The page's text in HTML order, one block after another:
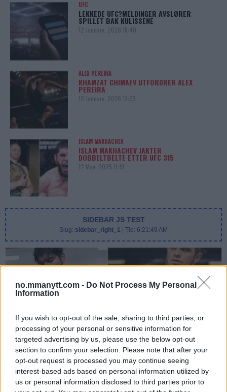
no.mmanytt.com - Do Not Process My Personal
Information
If you wish to opt-out of the sale, sharing to third parties, or
processing of your personal or sensitive information for
targeted advertising by us, please use the below opt-out
section to confirm your selection. Please note that after your
opt-out request is processed you may continue seeing
interest-based ads based on personal information utilized by
us or personal information disclosed to third parties prior to
UFC
LEKKEDE UFC?MELDINGER AVSLØRER
SPILLET BAK KULISSENE
12 January, 2026 18:40
ALEX PEREIRA
KHAMZAT CHIMAEV UTFORDRER ALEX
PEREIRA
12 January, 2026 13:23
ISLAM MAKHACHEV
ISLAM MAKHACHEV JAKTER
DOBBELTBELTE ETTER UFC 315
12 May, 2025 11:19
SIDEBAR JS TEST
Slug: sidebar_right_1 | Tid: 6:21:49 AM
DILLON DANIS
Hype FC ønsker å booke Dillon Danis vs Chanko Zaynukov
Erik Solvang 13 January, 2026 15:37